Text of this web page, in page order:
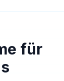
für